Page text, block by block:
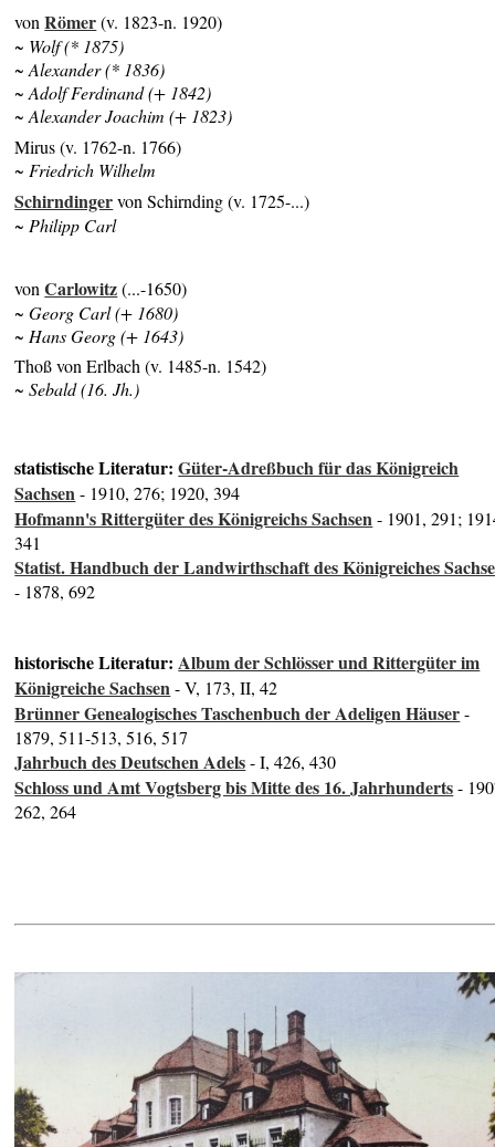
vonRömer(v. 1823-n. 1920)
~ Wolf (* 1875)
~ Alexander (* 1836)
~ Adolf Ferdinand (+ 1842)
~ Alexander Joachim (+ 1823)
Mirus (v. 1762-n. 1766)
~ Friedrich Wilhelm
Schirndingervon Schirnding (v. 1725-...)
~ Philipp Carl
vonCarlowitz(...-1650)
~ Georg Carl (+ 1680)
~ Hans Georg (+ 1643)
Thoß von Erlbach (v. 1485-n. 1542)
~ Sebald (16. Jh.)
statistische Literatur:Güter-Adreßbuch für das Königreich
Sachsen- 1910, 276; 1920, 394
Hofmann's Rittergüter des Königreichs Sachsen- 1901, 291;
341
Statist. Handbuch der Landwirthschaft des Königreiches
- 1878, 692
historische Literatur:Album der Schlösser und Rittergüter im
Königreiche Sachsen- V, 173, II, 42
Brünner Genealogisches Taschenbuch der Adeligen Häuser-
1879, 511-513, 516, 517
Jahrbuch des Deutschen Adels- I, 426, 430
Schloss und Amt Vogtsberg bis Mitte des 16. Jahrhunderts-
262, 264